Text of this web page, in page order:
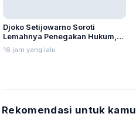
Djoko Setijowarno Soroti
Lemahnya Penegakan Hukum,
Pemilik Truk dan Cargo Owner
Harus Ikut Bertanggung Jawab
16 jam yang lalu
Rekomendasi untuk kamu